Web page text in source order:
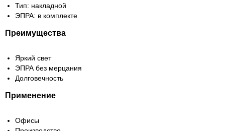
Тип: накладной
ЭПРА: в комплекте
Преимущества
Яркий свет
ЭПРА без мерцания
Долговечность
Применение
Офисы